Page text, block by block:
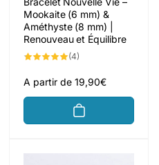
Mookaite (6 mm) &
Améthyste (8 mm) |
Renouveau et Équilibre
(4)
critiques
Prix
habituel
A partir de 19,90€